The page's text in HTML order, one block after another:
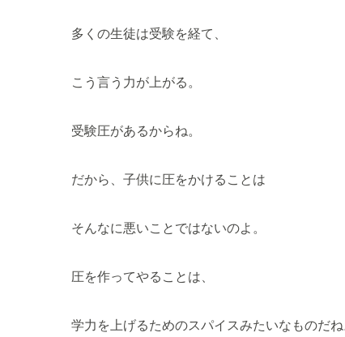
多くの生徒は受験を経て、
こう言う力が上がる。
受験圧があるからね。
だから、子供に圧をかけることは
そんなに悪いことではないのよ。
圧を作ってやることは、
学力を上げるためのスパイスみたいなものだね